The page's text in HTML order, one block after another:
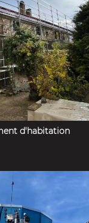
d'habitation